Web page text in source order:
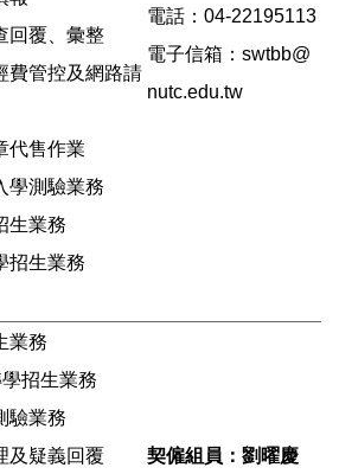
回覆、彙整
費管控及網路請
代售作業
學測驗業務
生業務
招生業務
電話：04-22195113
電子信箱： swtbb@
nutc.edu.tw
業務
招生業務
驗業務
及疑義回覆
契僱組員：劉曜慶